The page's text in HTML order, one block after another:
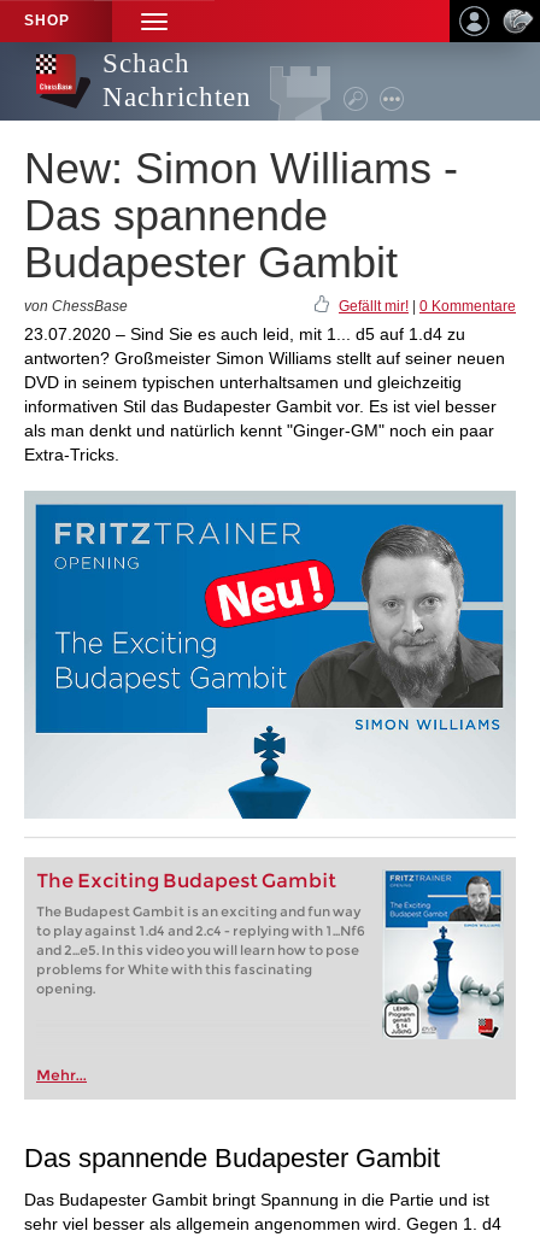
SHOP
TOGGLE
NAVIGATION
Schach
Nachrichten
New: Simon Williams -
Das spannende
Budapester Gambit
von ChessBase Gefällt mir! 0 Kommentare
23.07.2020 – Sind Sie es auch leid, mit 1... d5 auf 1.d4 zu
antworten? Großmeister Simon Williams stellt auf seiner neuen
DVD in seinem typischen unterhaltsamen und gleichzeitig
informativen Stil das Budapester Gambit vor. Es ist viel besser
als man denkt und natürlich kennt "Ginger-GM" noch ein paar
Extra-Tricks.
The Exciting Budapest Gambit
The Budapest Gambit is an exciting and fun way
to play against 1.d4 and 2.c4 - replying with 1...Nf6
and 2...e5. In this video you will learn how to pose
problems for White with this fascinating
opening.
Mehr...
Das spannende Budapester Gambit
Das Budapester Gambit bringt Spannung in die Partie und ist
sehr viel besser als allgemein angenommen wird. Gegen 1. d4